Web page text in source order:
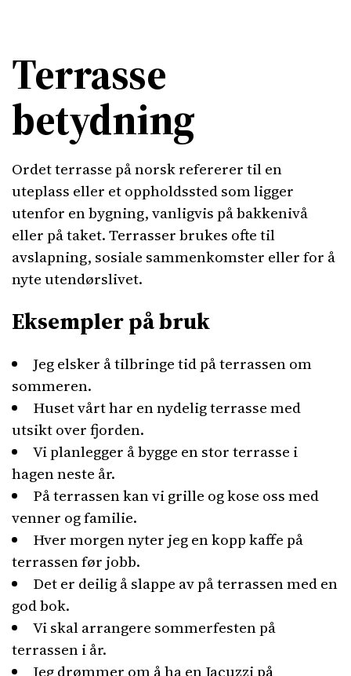
Terrasse
betydning
Ordet terrasse på norsk refererer til en
uteplass eller et oppholdssted som ligger
utenfor en bygning, vanligvis på bakkenivå
eller på taket. Terrasser brukes ofte til
avslapning, sosiale sammenkomster eller for å
nyte utendørslivet.
Eksempler på bruk
Jeg elsker å tilbringe tid på terrassen om
sommeren.
Huset vårt har en nydelig terrasse med
utsikt over fjorden.
Vi planlegger å bygge en stor terrasse i
hagen neste år.
På terrassen kan vi grille og kose oss med
venner og familie.
Hver morgen nyter jeg en kopp kaffe på
terrassen før jobb.
Det er deilig å slappe av på terrassen med en
god bok.
Vi skal arrangere sommerfesten på
terrassen i år.
Jeg drømmer om å ha en Jacuzzi på